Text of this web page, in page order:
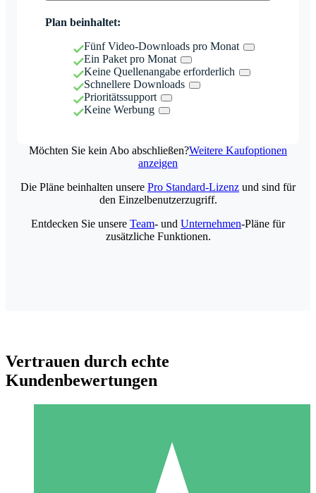
Plan beinhaltet:
Fünf Video-Downloads pro Monat
Ein Paket pro Monat
Keine Quellenangabe erforderlich
Schnellere Downloads
Prioritätssupport
Keine Werbung
Möchten Sie kein Abo abschließen?Weitere Kaufoptionen
anzeigen
Individuelle Credit-Pakete
Die Pläne beinhalten unsere Pro Standard-Lizenz und sind für
den Einzelbenutzerzugriff.
Entdecken Sie unsere Team- und Unternehmen-Pläne für
zusätzliche Funktionen.
Vertrauen durch echte
Kundenbewertungen